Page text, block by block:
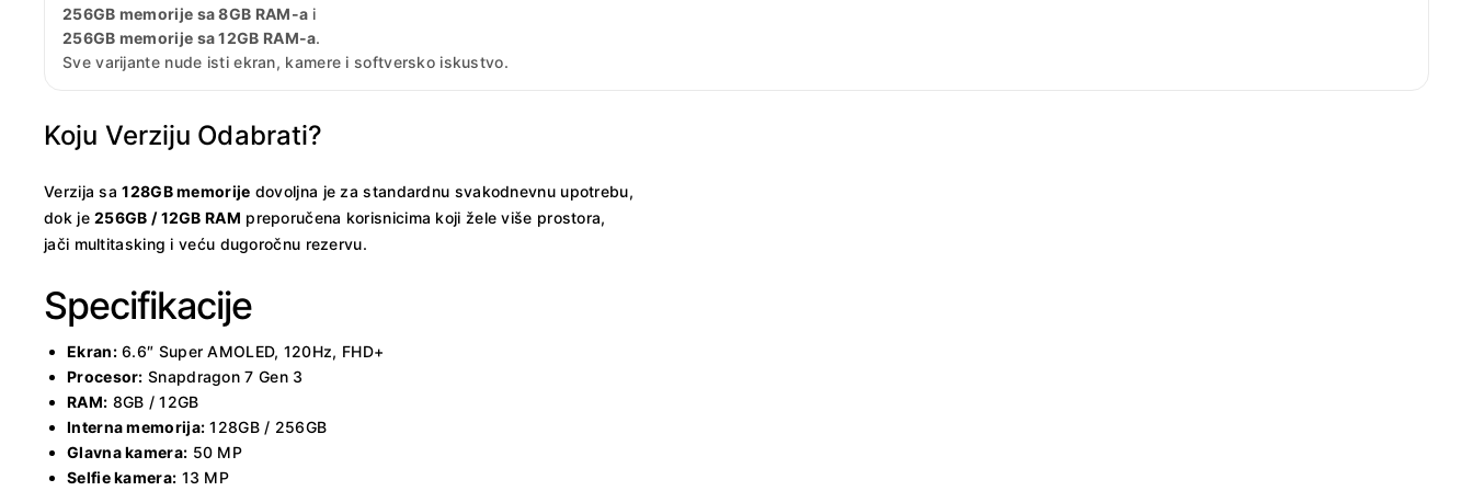
256GB memorije sa 8GB RAM-a i
256GB memorije sa 12GB RAM-a.
Sve varijante nude isti ekran, kamere i softversko iskustvo.
Koju Verziju Odabrati?
Verzija sa128GB memorije dovoljna je za standardnu svakodnevnu upotrebu,
dok je256GB / 12GB RAM preporučena korisnicima koji žele više prostora,
jači multitasking i veću dugoročnu rezervu.
Specifikacije
Ekran:6.6″ Super AMOLED, 120Hz, FHD+
Procesor: Snapdragon 7 Gen 3
RAM: 8GB / 12GB
Interna memorija: 128GB / 256GB
Glavna kamera: 50 MP
Selfie kamera: 13 MP